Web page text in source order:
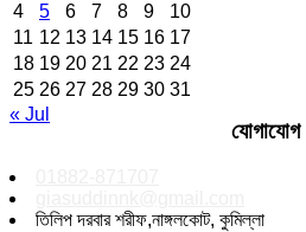
4
5 6 7 8 9
10
11 12 13 14 15 16 17
18 19 20 21 22 23 24
25 26 27 28 29 30 31
« Jul
যোগাযোগ
তিলিপ দরবার শরীফ,নাঙ্গলকোট, কুমিল্লা